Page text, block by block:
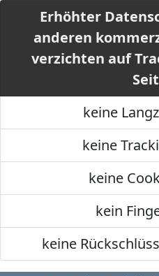
Erhöhter
anderen
verzichten auf
keine
keine
keine
kein
keine